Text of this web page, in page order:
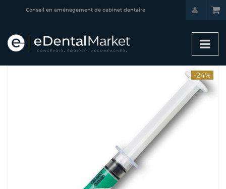
Conseil en aménagement de cabinet dentaire
-24%